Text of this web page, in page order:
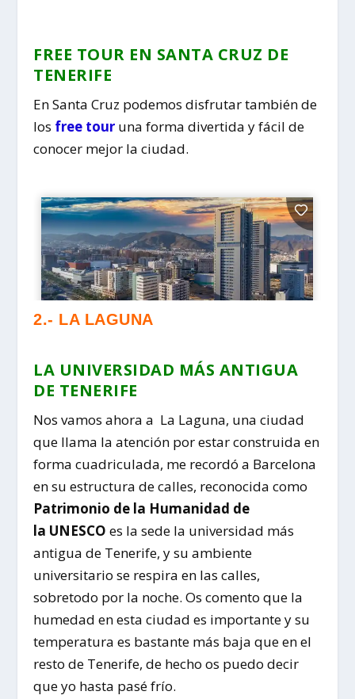
FREE TOUR EN SANTA CRUZ DE
TENERIFE
En Santa Cruz podemos disfrutar también de
los free tour una forma divertida y fácil de
conocer mejor la ciudad.
2.- LA LAGUNA
LA UNIVERSIDAD MÁS ANTIGUA
DE TENERIFE
Nos vamos ahora a La Laguna, una ciudad
que llama la atención por estar construida en
forma cuadriculada, me recordó a Barcelona
en su estructura de calles, reconocida como
Patrimonio de la Humanidad de
la UNESCO es la sede la universidad más
antigua de Tenerife, y su ambiente
universitario se respira en las calles,
sobretodo por la noche. Os comento que la
humedad en esta ciudad es importante y su
temperatura es bastante más baja que en el
resto de Tenerife, de hecho os puedo decir
que yo hasta pasé frío.